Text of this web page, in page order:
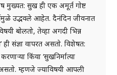
मुख्यत: सुख ही एक अमूर्त गोष्ट
उद्भवले आहेत. दैनंदिन जीवनात
बोलतो, तेव्हा अगदी भिन्न
संज्ञा वापरत असतो. विशेषत:
किंवा ‘सुखनिर्मात्या
म्हणजे ज्याविषयी आपली